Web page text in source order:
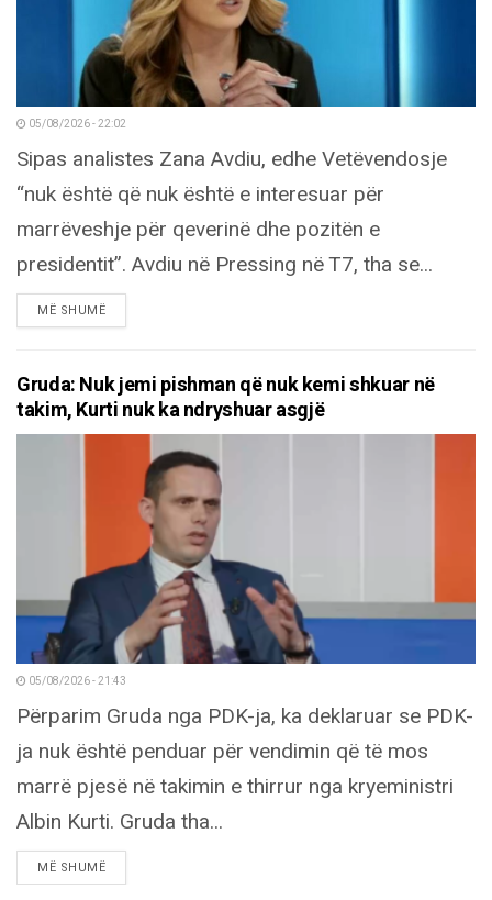
05/08/2026 - 22:02
Sipas analistes Zana Avdiu, edhe Vetëvendosje
“nuk është që nuk është e interesuar për
marrëveshje për qeverinë dhe pozitën e
presidentit”. Avdiu në Pressing në T7, tha se...
MË SHUMËDETAILS
Gruda: Nuk jemi pishman që nuk kemi shkuar në
takim, Kurti nuk ka ndryshuar asgjë
05/08/2026 - 21:43
Përparim Gruda nga PDK-ja, ka deklaruar se PDK-
ja nuk është penduar për vendimin që të mos
marrë pjesë në takimin e thirrur nga kryeministri
Albin Kurti. Gruda tha...
MË SHUMËDETAILS